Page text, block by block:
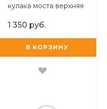
кулака моста верхняя
1 350 руб.
В КОРЗИНУ